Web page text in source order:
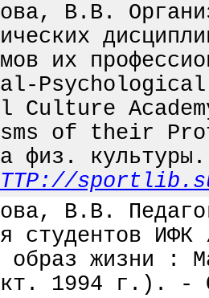
В.В.
их
Culture
of their
физ.
В.В.
студентов
образ жизни :
1994 г.). -